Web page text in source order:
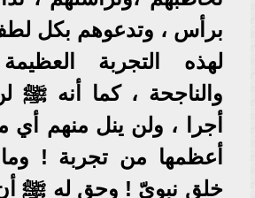
برأس ، وتدعوهم بكل
لهذه التجربة
والناجحة ، كما أنه ﷺ
أجرا ، ولن ينل منهم
أعظمها من تجربة !
خلق نبوىّ ! وحق له ﷺ